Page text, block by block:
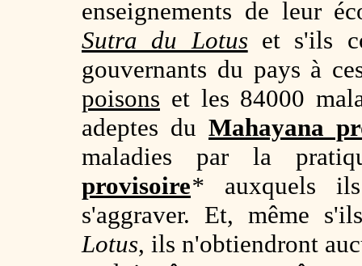
enseignements de leur
Sutra du Lotus et s'ils
gouvernants du pays à
poisons et les 84000
adeptes du Mahayana
maladies par la
provisoire* auxquels
s'aggraver. Et, même
Lotus, ils n'obtiendront